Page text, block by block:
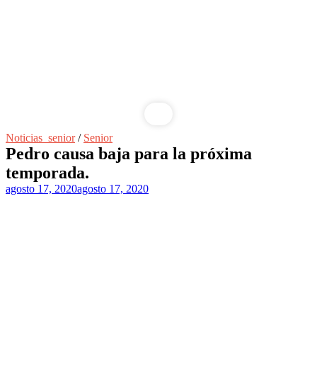
Saltar
al
contenido
Noticias_senior/ Senior
Pedro causa baja para la próxima
temporada.
agosto 17, 2020agosto 17, 2020